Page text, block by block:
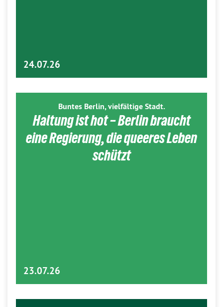
24.07.26
Buntes Berlin, vielfältige Stadt.
Haltung ist hot – Berlin braucht
eine Regierung, die queeres Leben
schützt
23.07.26